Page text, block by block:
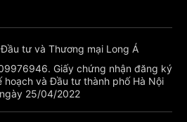
tư và Thương mại Long Á
Giấy chứng nhận đăng ký
hoạch và Đầu tư thành phố Hà Nội
25/04/2022